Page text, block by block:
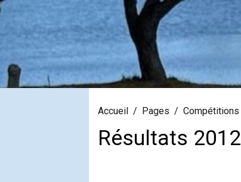
Accueil Pages Compétitions
Résultats 2012